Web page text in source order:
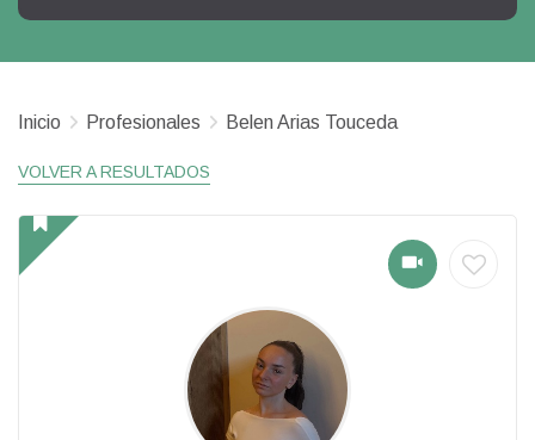
Inicio Profesionales Belen Arias Touceda
VOLVER A RESULTADOS